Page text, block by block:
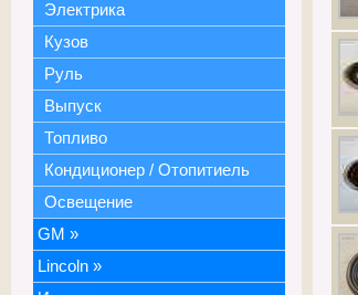
Электрика
Кузов
Руль
Выпуск
Топливо
Кондиционер / Отопитиель
Освещение
GM »
Lincoln »